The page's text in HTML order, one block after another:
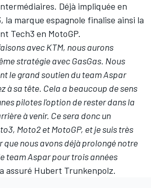
Déjà impliquée en
la marque espagnole finalise ainsi la
Tech3 en MotoGP.
avec KTM, nous aurons
stratégie avec GasGas. Nous
le grand soutien du team Aspar
à sa tête. Cela a beaucoup de sens
pilotes l'option de rester dans la
à venir. Ce sera donc un
Moto2 et MotoGP, et je suis très
que nous avons déjà prolongé notre
team Aspar pour trois années
assuré Hubert Trunkenpolz.